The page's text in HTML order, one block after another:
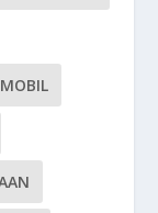
MOBIL